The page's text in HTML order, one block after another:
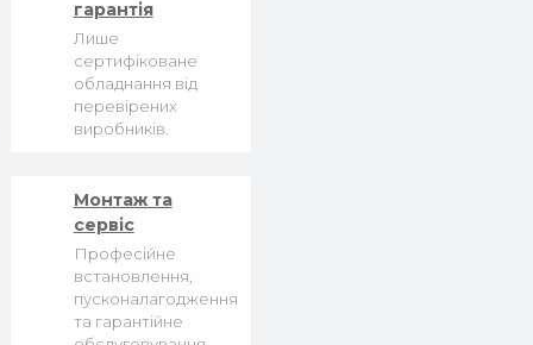
гарантія
Лише
сертифіковане
обладнання від
перевірених
виробників.
Монтаж та
сервіс
Професійне
встановлення,
пусконалагодження
та гарантійне